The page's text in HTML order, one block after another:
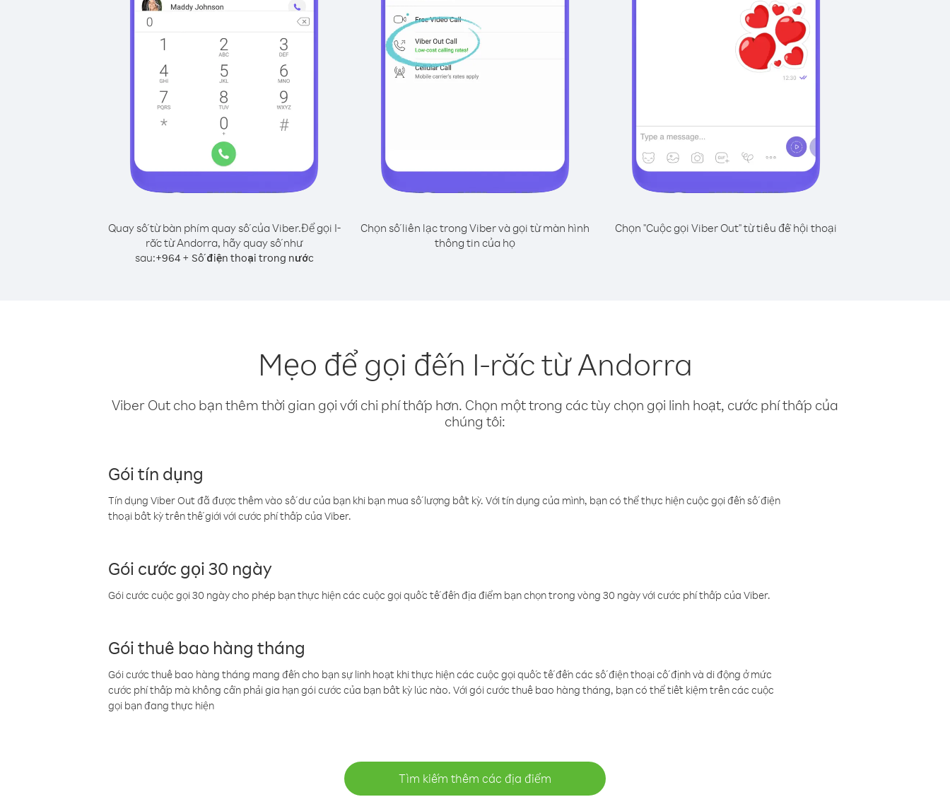
Quay số từ bàn phím quay số của Viber.Để gọi I-
rắc từ Andorra, hãy quay số như
sau:+964+ Số điện thoại trong nước
Chọn số liên lạc trong Viber và gọi từ màn hình
thông tin của họ
Chọn "Cuộc gọi Viber Out" từ tiêu đề hội thoại
Mẹo để gọi đến I-rắc từ Andorra
Viber Out cho bạn thêm thời gian gọi với chi phí thấp hơn. Chọn một trong các tùy chọn gọi linh hoạt, cước phí thấp của
chúng tôi:
Gói tín dụng
Tín dụng Viber Out đã được thêm vào số dư của bạn khi bạn mua số lượng bất kỳ. Với tín dụng của mình, bạn có thể thực hiện cuộc gọi đến số điện
thoại bất kỳ trên thế giới với cước phí thấp của Viber.
Gói cước gọi 30 ngày
Gói cước cuộc gọi 30 ngày cho phép bạn thực hiện các cuộc gọi quốc tế đến địa điểm bạn chọn trong vòng 30 ngày với cước phí thấp của Viber.
Gói thuê bao hàng tháng
Gói cước thuê bao hàng tháng mang đến cho bạn sự linh hoạt khi thực hiện các cuộc gọi quốc tế đến các số điện thoại cố định và di động ở mức
cước phí thấp mà không cần phải gia hạn gói cước của bạn bất kỳ lúc nào. Với gói cước thuê bao hàng tháng, bạn có thể tiết kiệm trên các cuộc
gọi bạn đang thực hiện
Tìm kiếm thêm các địa điểm